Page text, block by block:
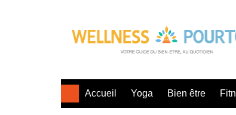
Accueil Yoga Bien être